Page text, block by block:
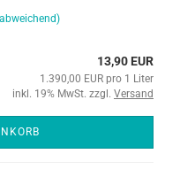
13,90 EUR
1.390,00 EUR pro 1 Liter
inkl. 19% MwSt. zzgl. Versand